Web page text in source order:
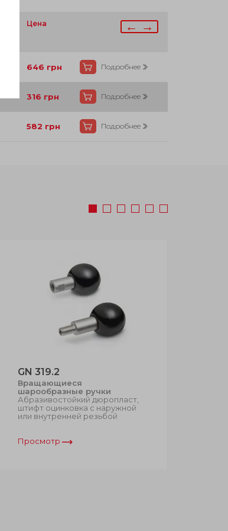
Цена ← →
646 грн Подробнее
316 грн Подробнее
582 грн Подробнее
GN 319.2
Вращающиеся
шарообразные ручки
Абразивостойкий дюропласт,
штифт оцинковка с наружной
или внутренней резьбой
Просмотр